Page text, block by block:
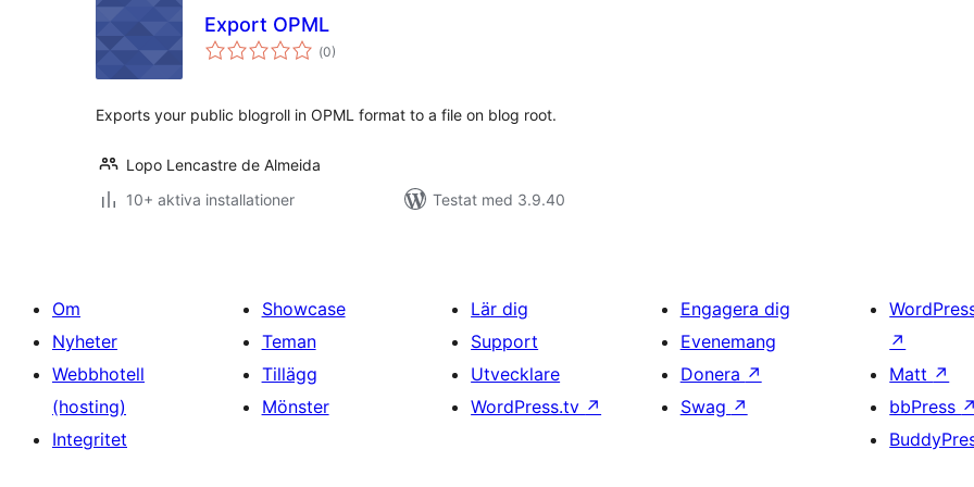
Export OPML
(Totalt
antal
0)
Exports your public blogroll in OPML format to a file on blog root.
Lopo Lencastre de Almeida
10+ aktiva installationer
Testat med 3.9.40
Om
Nyheter
Webbhotell
(hosting)
Integritet
Showcase
Teman
Tillägg
Mönster
Lär dig
Support
Utvecklare
WordPress.tv ↗
Engagera dig
Evenemang
Donera ↗
Swag ↗
↗
Matt ↗
bbPress ↗